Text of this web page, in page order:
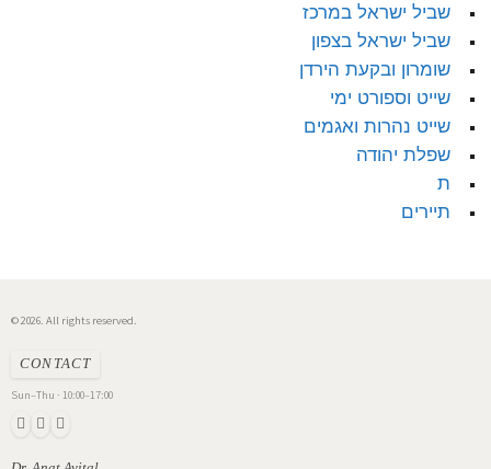
שביל ישראל במרכז
שביל ישראל בצפון
שומרון ובקעת הירדן
שייט וספורט ימי
שייט נהרות ואגמים
שפלת יהודה
ת
תיירים
© 2026. All rights reserved.
CONTACT
Sun–Thu · 10:00–17:00